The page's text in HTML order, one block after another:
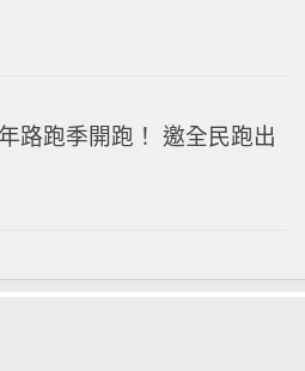
路跑季開跑！ 邀全民跑出